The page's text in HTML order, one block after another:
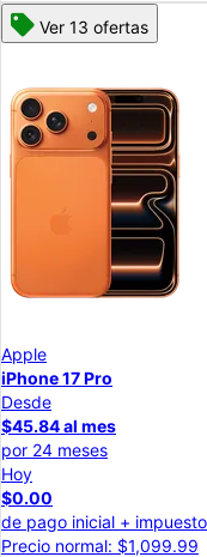
Ver 13 ofertas
Apple
iPhone 17 Pro
Desde
$45.84 al mes
por 24 meses
Hoy
$0.00
de pago inicial +
Precio normal: $1,099.99